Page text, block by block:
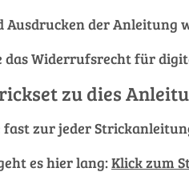
Ausdrucken der Anleitung
das Widerrufsrecht für
zu dies
fast zur jeder
es hier lang:Klick zum